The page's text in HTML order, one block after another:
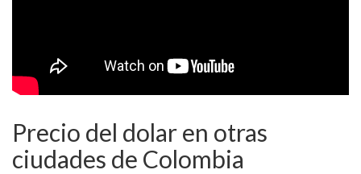
Precio del dolar en otras
ciudades de Colombia